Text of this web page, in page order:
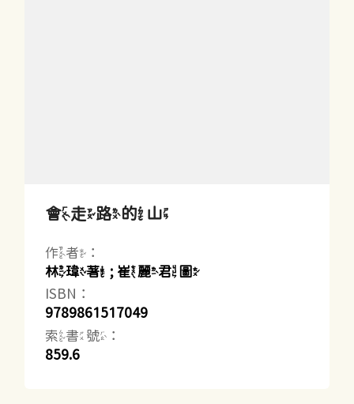
會走路的山
作者：
林瑋著 ; 崔麗君圖
ISBN：
9789861517049
索書號：
859.6